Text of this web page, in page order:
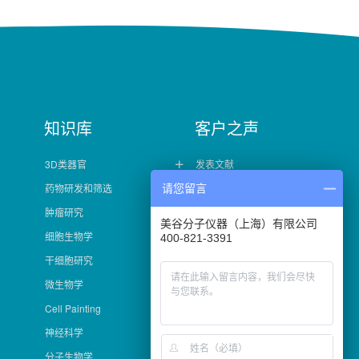
知识库
3D类器官
药物研发和筛选
肿瘤研究
细胞生物学
干细胞研究
微生物学
Cell Painting
神经科学
客户之声
 发表文献
 客户案例
请您留言
美谷分子仪器（上海）有限公司
400-821-3391